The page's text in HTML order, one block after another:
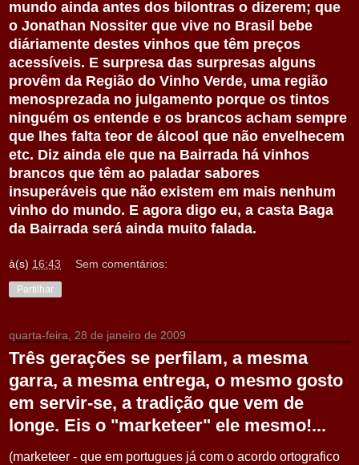
mundo ainda antes dos bilontras o dizerem; que
o Jonathan Nossiter que vive no Brasil bebe
diáriamente destes vinhos que têm preços
acessíveis. E surpresa das surpresas alguns
provêm da Região do Vinho Verde, uma região
menosprezada no julgamento porque os tintos
ninguém os entende e os brancos acham sempre
que lhes falta teor de álcool que não envelhecem
etc. Diz ainda ele que na Bairrada há vinhos
brancos que têm ao paladar sabores
insuperáveis que não existem em mais nenhum
vinho do mundo. E agora digo eu, a casta Baga
da Bairrada será ainda muito falada.
à(s) 16:43 Sem comentários:
Partilhar
quarta-feira, 28 de janeiro de 2009
Três gerações se perfilam, a mesma
garra, a mesma entrega, o mesmo gosto
em servir-se, a tradição que vem de
longe. Eis o "marketeer" ele mesmo!...
(marketeer - que em portugues já com o acordo ortografico